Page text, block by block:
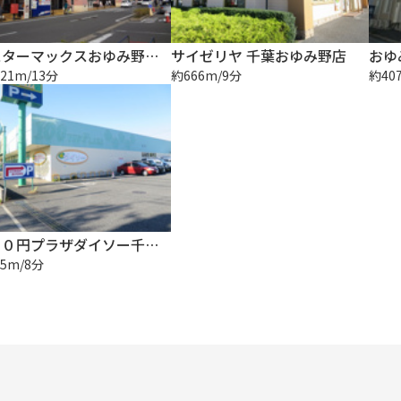
ミスターマックスおゆみ野ショッピングセンター
13分
サイゼリヤ 千葉おゆみ野店
約666m/9分
お
約
１００円プラザダイソー千葉おゆみ野店
8分